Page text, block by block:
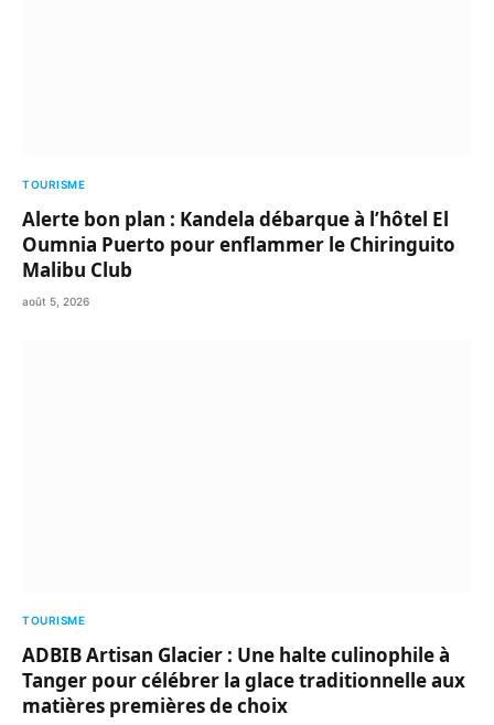
TOURISME
Alerte bon plan : Kandela débarque à l’hôtel El
Oumnia Puerto pour enflammer le Chiringuito
Malibu Club
août 5, 2026
TOURISME
ADBIB Artisan Glacier : Une halte culinophile à
Tanger pour célébrer la glace traditionnelle aux
matières premières de choix